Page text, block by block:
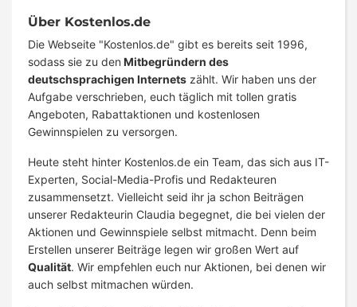
Über Kostenlos.de
Die Webseite "Kostenlos.de" gibt es bereits seit 1996,
sodass sie zu den Mitbegründern des
deutschsprachigen Internets zählt. Wir haben uns der
Aufgabe verschrieben, euch täglich mit tollen gratis
Angeboten, Rabattaktionen und kostenlosen
Gewinnspielen zu versorgen.
Heute steht hinter Kostenlos.de ein Team, das sich aus IT-
Experten, Social-Media-Profis und Redakteuren
zusammensetzt. Vielleicht seid ihr ja schon Beiträgen
unserer Redakteurin Claudia begegnet, die bei vielen der
Aktionen und Gewinnspiele selbst mitmacht. Denn beim
Erstellen unserer Beiträge legen wir großen Wert auf
Qualität. Wir empfehlen euch nur Aktionen, bei denen wir
auch selbst mitmachen würden.